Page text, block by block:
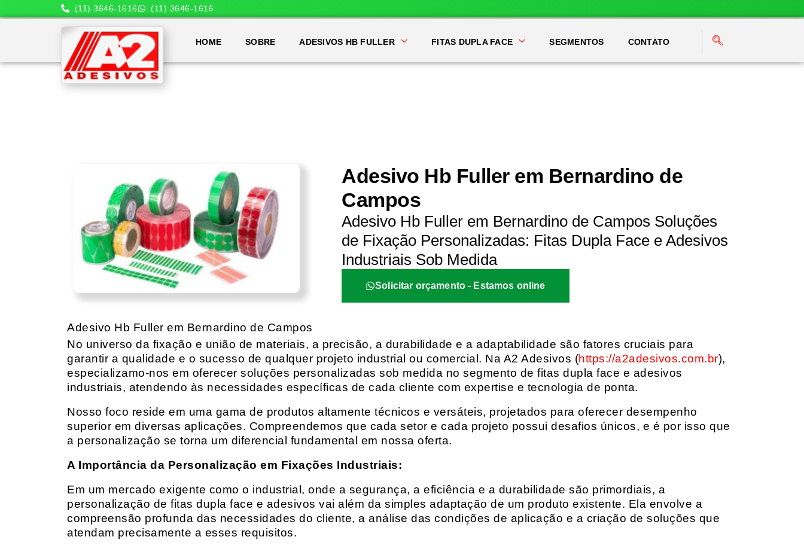
(11) 3646-1616 (11) 3646-1616
HOME SOBRE ADESIVOS HB FULLER FITAS DUPLA FACE SEGMENTOS CONTATO
Adesivo Hb Fuller em Bernardino de
Campos
Adesivo Hb Fuller em Bernardino de Campos Soluções
de Fixação Personalizadas: Fitas Dupla Face e Adesivos
Industriais Sob Medida
Solicitar orçamento - Estamos online
Adesivo Hb Fuller em Bernardino de Campos
No universo da fixação e união de materiais, a precisão, a durabilidade e a adaptabilidade são fatores cruciais para
garantir a qualidade e o sucesso de qualquer projeto industrial ou comercial. Na A2 Adesivos (https://a2adesivos.com.br),
especializamo-nos em oferecer soluções personalizadas sob medida no segmento de fitas dupla face e adesivos
industriais, atendendo às necessidades específicas de cada cliente com expertise e tecnologia de ponta.
Nosso foco reside em uma gama de produtos altamente técnicos e versáteis, projetados para oferecer desempenho
superior em diversas aplicações. Compreendemos que cada setor e cada projeto possui desafios únicos, e é por isso que
a personalização se torna um diferencial fundamental em nossa oferta.
A Importância da Personalização em Fixações Industriais:
Em um mercado exigente como o industrial, onde a segurança, a eficiência e a durabilidade são primordiais, a
personalização de fitas dupla face e adesivos vai além da simples adaptação de um produto existente. Ela envolve a
compreensão profunda das necessidades do cliente, a análise das condições de aplicação e a criação de soluções que
atendam precisamente a esses requisitos.